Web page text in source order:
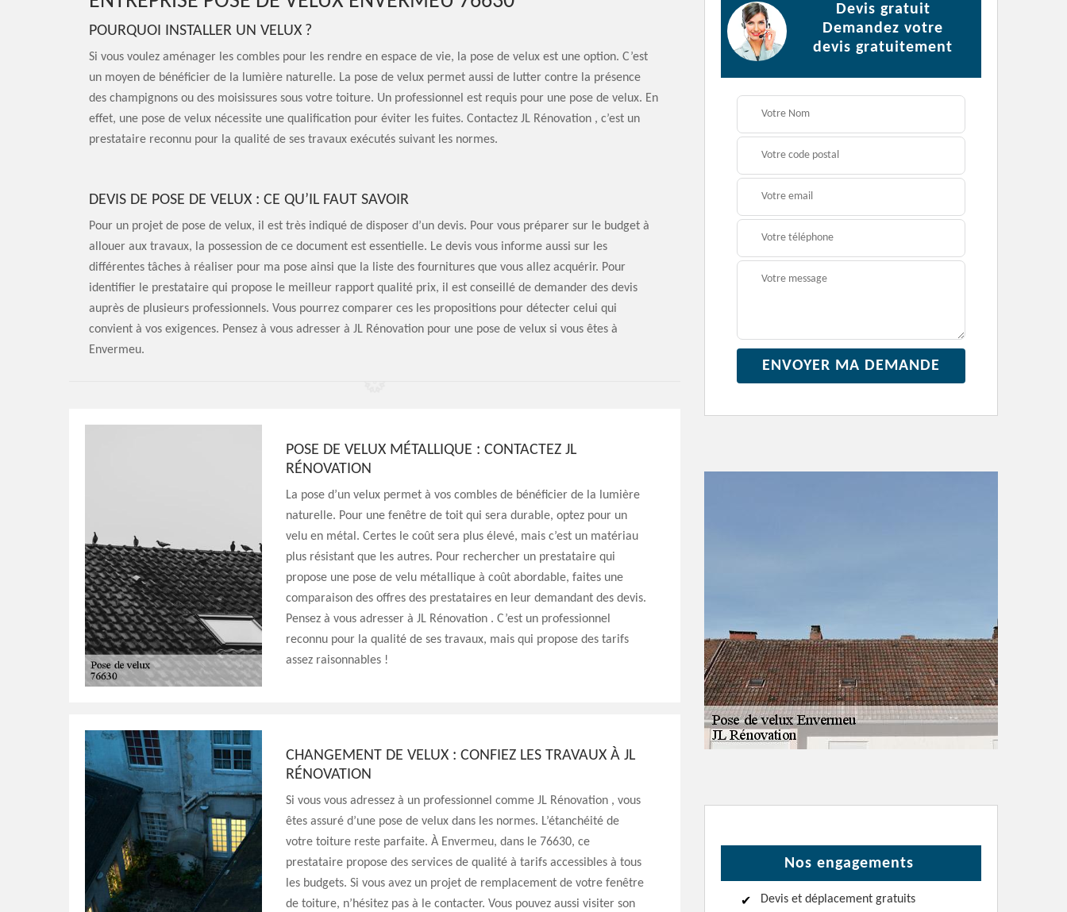
POURQUOI INSTALLER UN VELUX ?
Si vous voulez aménager les combles pour les rendre en espace de vie, la pose de velux est une option. C’est
un moyen de bénéficier de la lumière naturelle. La pose de velux permet aussi de lutter contre la présence
des champignons ou des moisissures sous votre toiture. Un professionnel est requis pour une pose de velux. En
effet, une pose de velux nécessite une qualification pour éviter les fuites. Contactez JL Rénovation , c’est un
prestataire reconnu pour la qualité de ses travaux exécutés suivant les normes.
DEVIS DE POSE DE VELUX : CE QU’IL FAUT SAVOIR
Pour un projet de pose de velux, il est très indiqué de disposer d’un devis. Pour vous préparer sur le budget à
allouer aux travaux, la possession de ce document est essentielle. Le devis vous informe aussi sur les
différentes tâches à réaliser pour ma pose ainsi que la liste des fournitures que vous allez acquérir. Pour
identifier le prestataire qui propose le meilleur rapport qualité prix, il est conseillé de demander des devis
auprès de plusieurs professionnels. Vous pourrez comparer ces les propositions pour détecter celui qui
convient à vos exigences. Pensez à vous adresser à JL Rénovation pour une pose de velux si vous êtes à
Envermeu.
POSE DE VELUX MÉTALLIQUE : CONTACTEZ JL
RÉNOVATION
La pose d’un velux permet à vos combles de bénéficier de la lumière
naturelle. Pour une fenêtre de toit qui sera durable, optez pour un
velu en métal. Certes le coût sera plus élevé, mais c’est un matériau
plus résistant que les autres. Pour rechercher un prestataire qui
propose une pose de velu métallique à coût abordable, faites une
comparaison des offres des prestataires en leur demandant des devis.
Pensez à vous adresser à JL Rénovation . C’est un professionnel
reconnu pour la qualité de ses travaux, mais qui propose des tarifs
assez raisonnables !
CHANGEMENT DE VELUX : CONFIEZ LES TRAVAUX À JL
RÉNOVATION
Si vous vous adressez à un professionnel comme JL Rénovation , vous
êtes assuré d’une pose de velux dans les normes. L’étanchéité de
votre toiture reste parfaite. À Envermeu, dans le 76630, ce
prestataire propose des services de qualité à tarifs accessibles à tous
les budgets. Si vous avez un projet de remplacement de votre fenêtre
de toiture, n’hésitez pas à le contacter. Vous pouvez aussi visiter son
Devis gratuit
Demandez votre
devis gratuitement
Nos engagements
Devis et déplacement gratuits